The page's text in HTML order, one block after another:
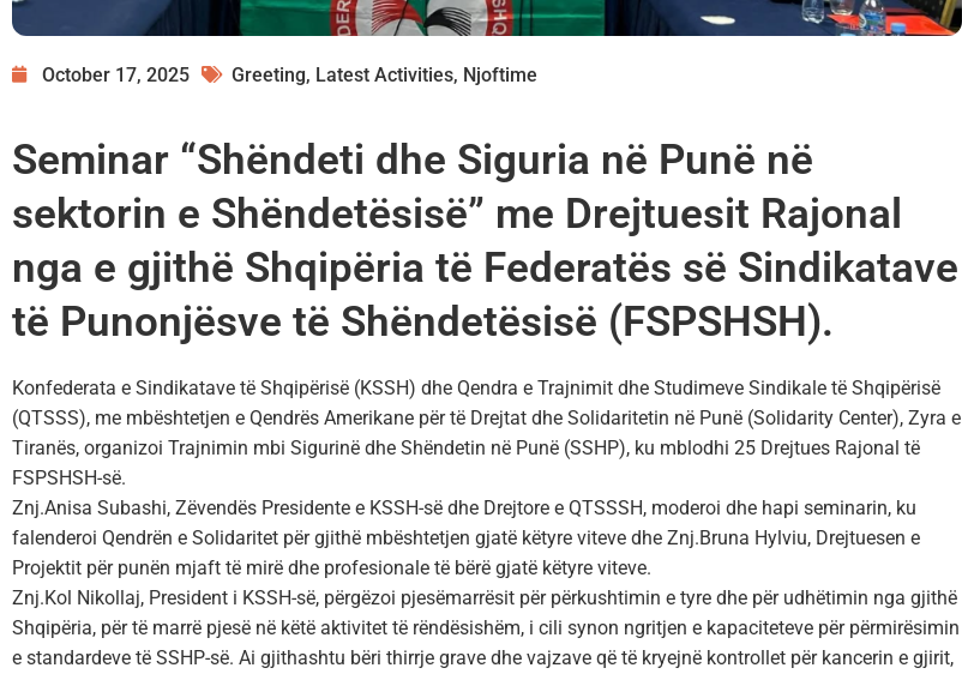
October 17, 2025 Greeting, Latest Activities, Njoftime
Seminar “Shëndeti dhe Siguria në Punë në
sektorin e Shëndetësisë” me Drejtuesit Rajonal
nga e gjithë Shqipëria të Federatës së Sindikatave
të Punonjësve të Shëndetësisë (FSPSHSH).
Konfederata e Sindikatave të Shqipërisë (KSSH) dhe Qendra e Trajnimit dhe Studimeve Sindikale të Shqipërisë
(QTSSS), me mbështetjen e Qendrës Amerikane për të Drejtat dhe Solidaritetin në Punë (Solidarity Center), Zyra e
Tiranës, organizoi Trajnimin mbi Sigurinë dhe Shëndetin në Punë (SSHP), ku mblodhi 25 Drejtues Rajonal të
FSPSHSH-së.
Znj.Anisa Subashi, Zëvendës Presidente e KSSH-së dhe Drejtore e QTSSSH, moderoi dhe hapi seminarin, ku
falenderoi Qendrën e Solidaritet për gjithë mbështetjen gjatë këtyre viteve dhe Znj.Bruna Hylviu, Drejtuesen e
Projektit për punën mjaft të mirë dhe profesionale të bërë gjatë këtyre viteve.
Znj.Kol Nikollaj, President i KSSH-së, përgëzoi pjesëmarrësit për përkushtimin e tyre dhe për udhëtimin nga gjithë
Shqipëria, për të marrë pjesë në këtë aktivitet të rëndësishëm, i cili synon ngritjen e kapaciteteve për përmirësimin
e standardeve të SSHP-së. Ai gjithashtu bëri thirrje grave dhe vajzave që të kryejnë kontrollet për kancerin e gjirit,